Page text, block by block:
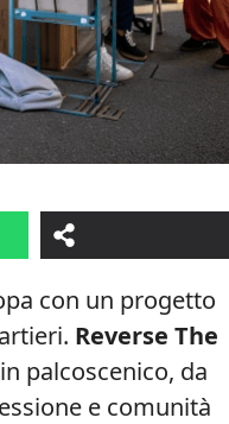
con un progetto
Reverse The
palcoscenico, da
e comunità